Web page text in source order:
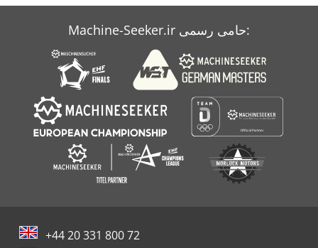
Machine-Seeker.ir حامی رسمی:
+44 20 331 800 72